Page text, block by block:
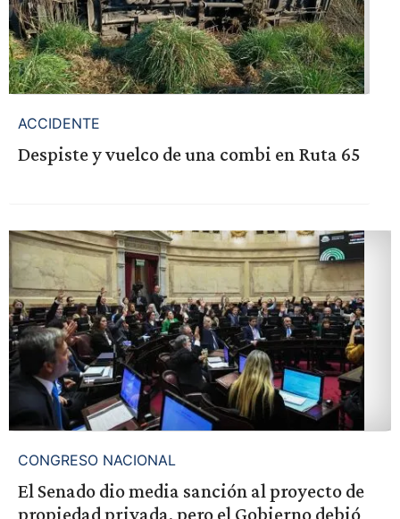
ACCIDENTE
Despiste y vuelco de una combi en Ruta 65
CONGRESO NACIONAL
El Senado dio media sanción al proyecto de
propiedad privada, pero el Gobierno debió